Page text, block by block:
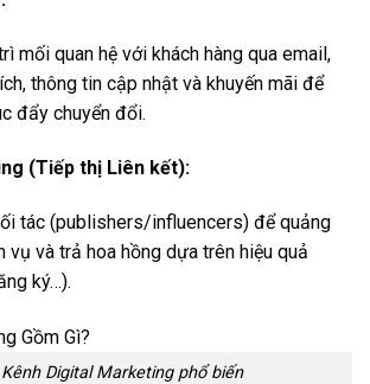
mối quan hệ với khách hàng qua email,
thông tin cập nhật và khuyến mãi để
đẩy chuyển đổi.
(Tiếp thị Liên kết):
tác (publishers/influencers) để quảng
và trả hoa hồng dựa trên hiệu quả
ký…).
Digital Marketing phổ biến